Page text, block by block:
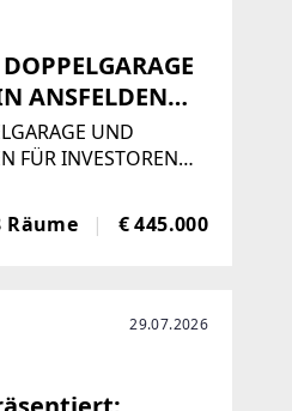
ANSFELDEN
UND
FÜR INVESTOREN
Er wird
wohnen ohne
Räume € 445.000
29.07.2026